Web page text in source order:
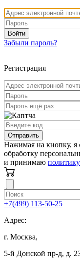
Войти
Забыли пароль?
Регистрация
Отправить
Нажимая на кнопку, я
обработку
и принимаю
+7(499) 113-50-25
Адрес:
г. Москва,
5-й Донской пр-д, д.